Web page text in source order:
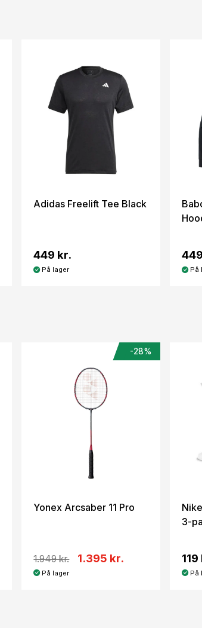
Adidas Freelift Tee Black
449 kr.
På lager På
-28%
Yonex Arcsaber 11 Pro
1.949 kr. 1.395 kr.
På lager
3-
På